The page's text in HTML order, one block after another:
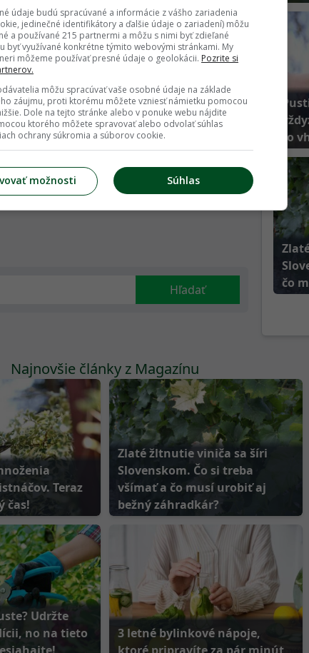
Presunutím fotiek môžete zmeniť ich poradie
Hľadať
to
čo
Najnovšie články z Magazínu
Teraz
čas!
Zlaté žltnutie viniča sa šíri
Slovenskom. Čo si treba
všímať a čo musí urobiť aj
bežný záhradkár?
Udržte
no na tieto
3 letné bylinkové nápoje,
údaje budú spracúvané a informácie z vášho zariadenia
jedinečné identifikátory a ďalšie údaje o zariadení) môžu
a používané 215 partnermi a môžu s nimi byť zdieľané
byť využívané konkrétne týmito webovými stránkami. My
môžeme používať presné údaje o geolokácii. Pozrite si
môžu spracúvať vaše osobné údaje na základe
záujmu, proti ktorému môžete vzniesť námietku pomocou
Dole na tejto stránke alebo v ponuke webu nájdite
ktorého môžete spravovať alebo odvolať súhlas
ochrany súkromia a súborov cookie.
Súhlas
možnosti